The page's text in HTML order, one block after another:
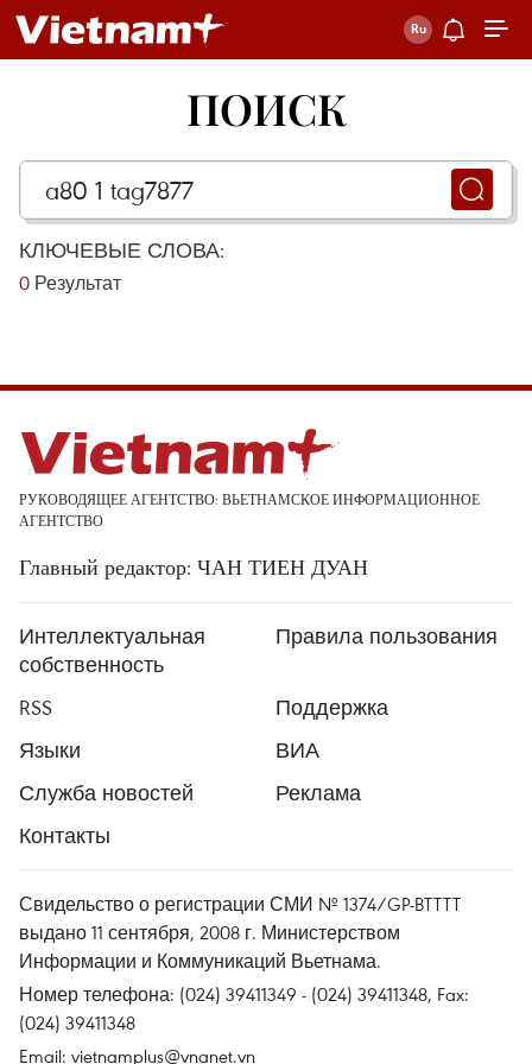
ПОИСК
КЛЮЧЕВЫЕ СЛОВА:
0 Результат
РУКОВОДЯЩЕЕ АГЕНТСТВО: ВЬЕТНАМСКОЕ ИНФОРМАЦИОННОЕ
АГЕНТСТВО
Главный редактор: ЧАН ТИЕН ДУАН
Интеллектуальная
собственность
Правила пользования
RSS
Поддержка
Языки
ВИА
Служба новостей
Реклама
Контакты
Свидельство о регистрации СМИ № 1374/GP-BTTTT
выдано 11 сентября, 2008 г. Министерством
Информации и Коммуникаций Вьетнама.
Номер телефона: (024) 39411349 - (024) 39411348, Fax:
(024) 39411348
Email: vietnamplus@vnanet.vn